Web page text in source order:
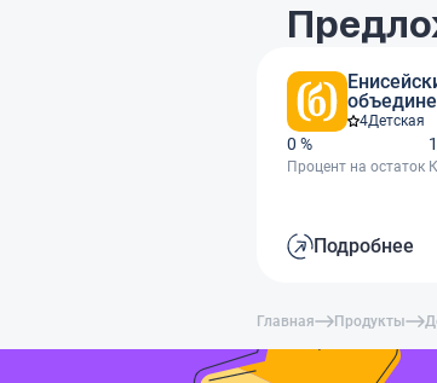
4Детская
0 %
Процент на остаток
Подробнее
Главная Продукты